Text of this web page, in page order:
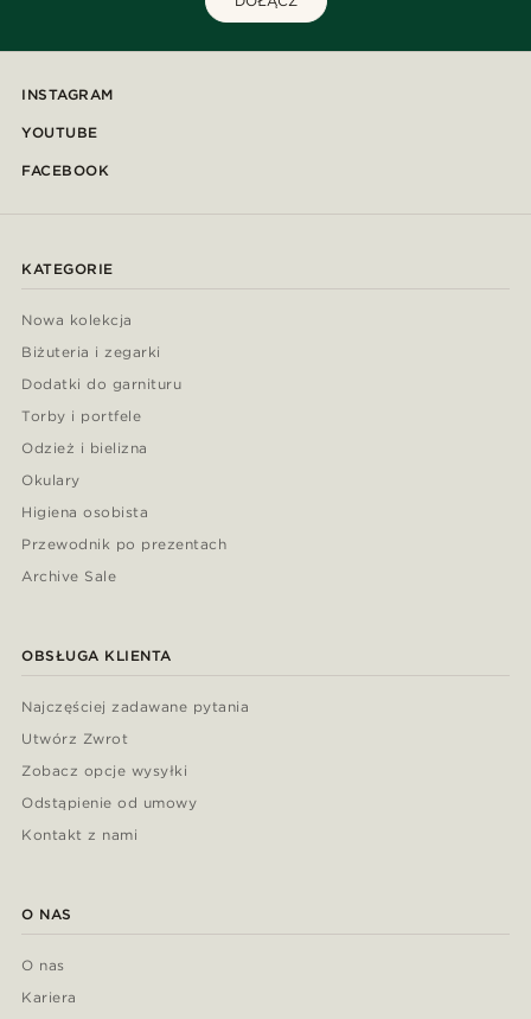
INSTAGRAM
YOUTUBE
FACEBOOK
KATEGORIE
Nowa kolekcja
Biżuteria i zegarki
Dodatki do garnituru
Torby i portfele
Odzież i bielizna
Okulary
Higiena osobista
Przewodnik po prezentach
Archive Sale
OBSŁUGA KLIENTA
Najczęściej zadawane pytania
Utwórz Zwrot
Zobacz opcje wysyłki
Odstąpienie od umowy
Kontakt z nami
O NAS
O nas
Kariera